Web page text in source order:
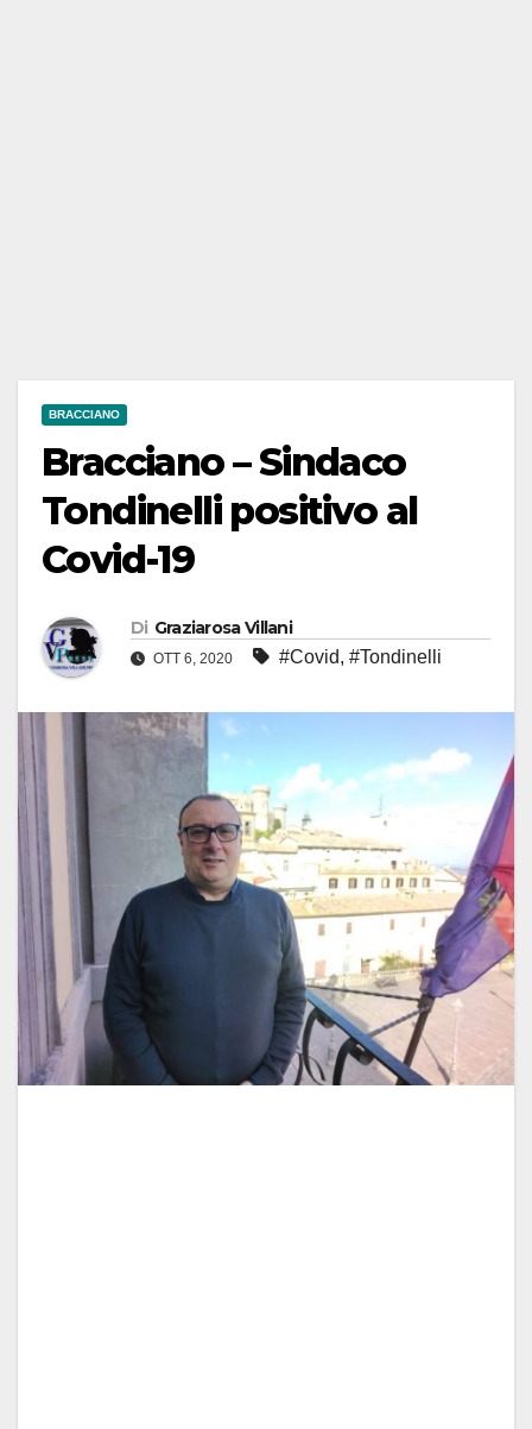
BRACCIANO
Bracciano – Sindaco
Tondinelli positivo al
Covid-19
Di Graziarosa Villani
OTT 6, 2020 #Covid, #Tondinelli